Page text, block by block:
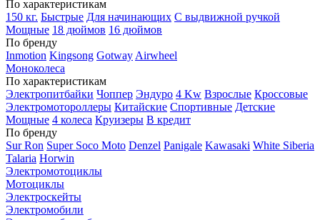
По характеристикам
150 кг. Быстрые Для начинающих С выдвижной ручкой
Мощные 18 дюймов 16 дюймов
По бренду
Inmotion Kingsong Gotway Airwheel
Моноколеса
По характеристикам
Электропитбайки Чоппер Эндуро 4 Kw Взрослые Кроссовые
Электромотороллеры Китайские Спортивные Детские
Мощные 4 колеса Круизеры В кредит
По бренду
Sur Ron Super Soco Moto Denzel Panigale Kawasaki White Siberia
Talaria Horwin
Электромотоциклы
Мотоциклы
Электроскейты
Электромобили